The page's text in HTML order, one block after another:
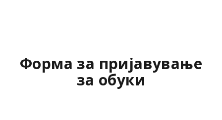
Форма за пријавување
за обуки